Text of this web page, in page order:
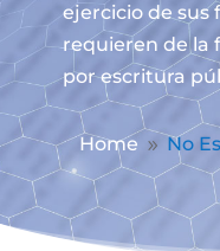
ejercicio de sus
requieren de la
por escritura
Home 9 No